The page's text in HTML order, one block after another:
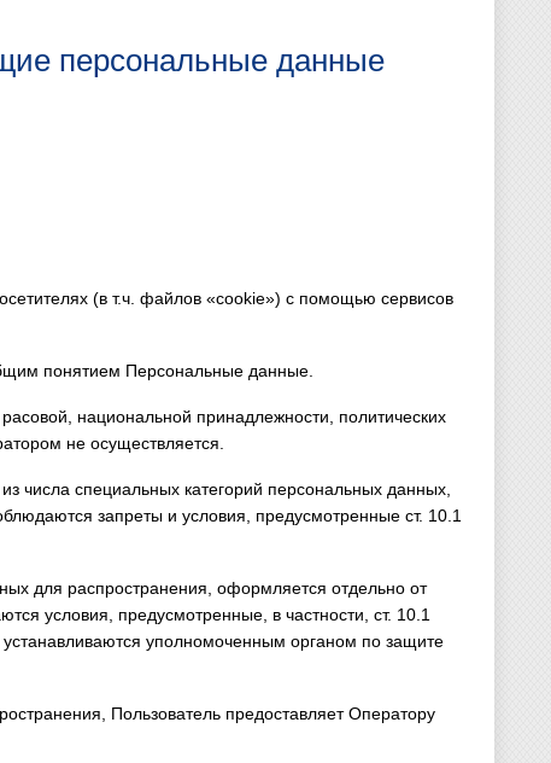
персональные данные
(в т.ч. файлов «cookie») с помощью сервисов
понятием Персональные данные.
национальной принадлежности, политических
не осуществляется.
числа специальных категорий персональных данных,
запреты и условия, предусмотренные ст. 10.1
для распространения, оформляется отдельно от
условия, предусмотренные, в частности, ст. 10.1
уполномоченным органом по защите
Пользователь предоставляет Оператору